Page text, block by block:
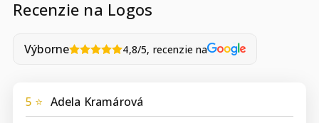
Recenzie na Logos
Výborne 4,8/5, recenzie na
5 ⭐ Adela Kramárová